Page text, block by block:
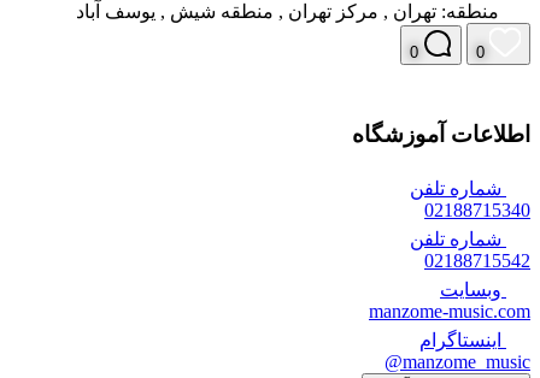
منطقه: تهران , مرکز تهران , منطقه شیش , یوسف آباد
0
0
اطلاعات آموزشگاه
شماره تلفن
02188715340
شماره تلفن
02188715542
وبسایت
manzome-music.com
اینستاگرام
manzome_music@